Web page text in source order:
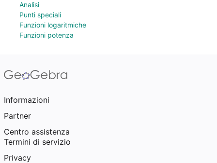
Analisi
Punti speciali
Funzioni logaritmiche
Funzioni potenza
Informazioni
Partner
Centro assistenza
Termini di servizio
Privacy